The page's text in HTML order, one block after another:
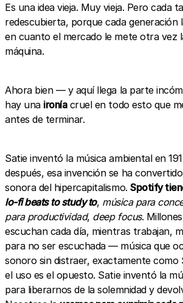
Es una idea vieja. Muy vieja. Pero cada
redescubierta, porque cada generación
en cuanto el mercado le mete otra vez
máquina.
Ahora bien — y aquí llega la parte
hay una ironíacruel en todo esto que
antes de terminar.
Satie inventó la música ambiental en
después, esa invención se ha
sonora del hipercapitalismo.Spotify
lo-fi beats to study to, música para
para productividad, deep focus.
escuchan cada día, mientras trabajan,
para no ser escuchada — música que
sonoro sin distraer, exactamente
el uso es el opuesto. Satie inventó la
para liberarnos de la solemnidad y